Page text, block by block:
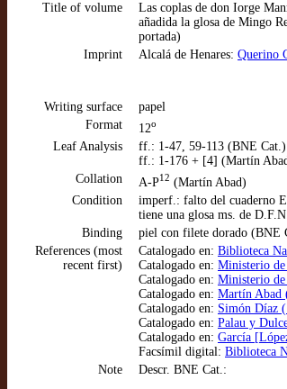
Title of volume
Las coplas de don Iorge
añadida la glosa de Mingo
portada)
Imprint
Alcalá de Henares: Querino
Writing surface
papel
Format
12o
Leaf Analysis
ff.: 1-47, 59-113 (BNE Cat.)
ff.: 1-176 + [4] (Martín
Collation
A-P12 (Martín Abad)
Condition
imperf.: falto del cuaderno
tiene una glosa ms. de
Binding
piel con filete dorado (BNE
References (most
recent first)
Catalogado en: Biblioteca
Catalogado en: Ministerio
Catalogado en: Ministerio
Catalogado en: Martín Abad
Catalogado en: Simón Díaz
Catalogado en: Palau y
Catalogado en: García
Facsímil digital: Biblioteca
Note
Descr. BNE Cat.: